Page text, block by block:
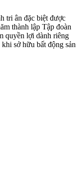
tri ân đặc biệt được
thành lập Tập đoàn
quyền lợi dành riêng
sở hữu bất động sản